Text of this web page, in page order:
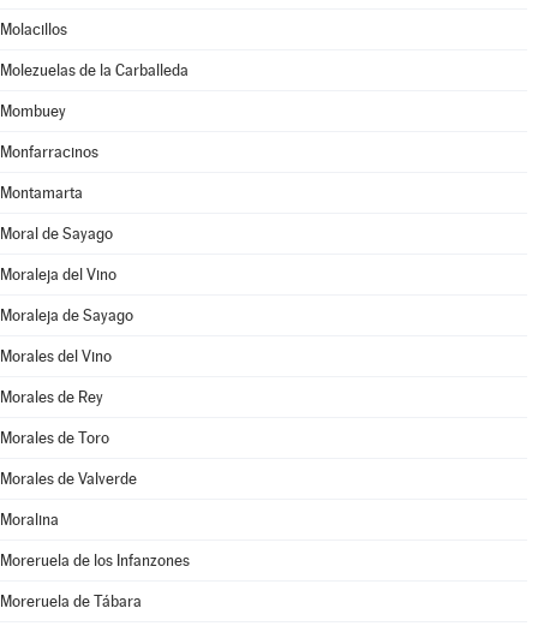
Molacillos
Molezuelas de la Carballeda
Mombuey
Monfarracinos
Montamarta
Moral de Sayago
Moraleja del Vino
Moraleja de Sayago
Morales del Vino
Morales de Rey
Morales de Toro
Morales de Valverde
Moralina
Moreruela de los Infanzones
Moreruela de Tábara